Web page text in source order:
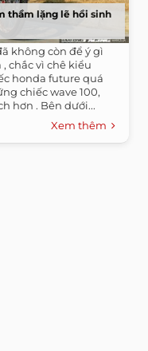
thầm lặng lẽ hồi sinh
không còn để ý gì
chắc vì chê kiểu
honda future quá
chiếc wave 100,
hơn . Bên dưới...
Xem thêm